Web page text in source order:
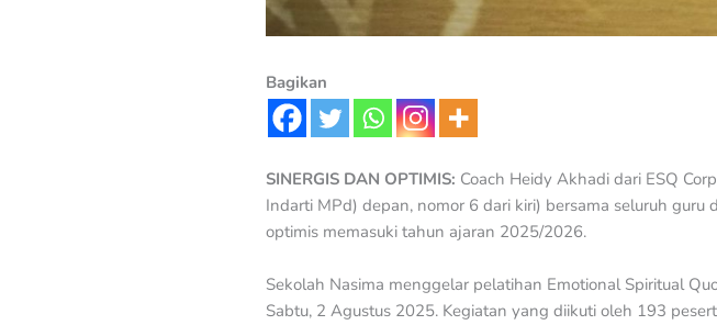
Bagikan
SINERGIS DAN OPTIMIS: Coach Heidy Akhadi dari ESQ
Indarti MPd) depan, nomor 6 dari kiri) bersama seluruh
optimis memasuki tahun ajaran 2025/2026.
Sekolah Nasima menggelar pelatihan Emotional Spiritual
Sabtu, 2 Agustus 2025. Kegiatan yang diikuti oleh 193